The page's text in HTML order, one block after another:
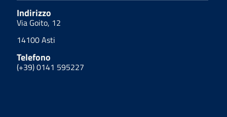
Indirizzo
Via Goito, 12
14100 Asti
Telefono
(+39) 0141 595227